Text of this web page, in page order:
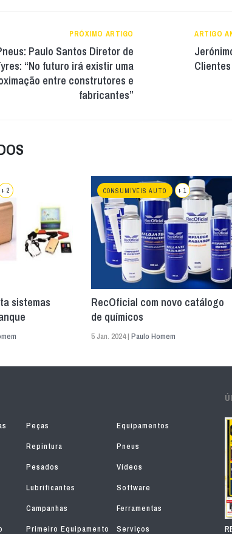
PRÓXIMO ARTIGO
Paulo Santos Diretor de
“No futuro irá existir uma
entre construtores e
fabricantes”
ARTIGO
+ 2
sistemas
CONSUMÍVEIS AUTO + 1
RecOficial com novo catálogo
de químicos
5 Jan. 2024 | Paulo Homem
Peças
Equipamentos
Repintura
Pneus
Pesados
Vídeos
Lubrificantes
Software
Campanhas
Ferramentas
Primeiro Equipamento Serviços